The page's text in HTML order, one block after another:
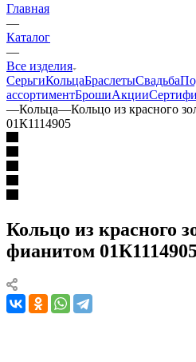
Главная
—
Каталог
—
Все изделия
СерьгиКольцаБраслетыСвадьба
ассортиментБрошиАкции
—Кольца—Кольцо из красного
01К1114905
Кольцо из красного
фианитом